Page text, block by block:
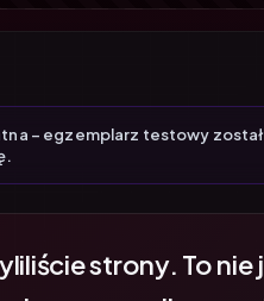
– egzemplarz testowy
najlepszy